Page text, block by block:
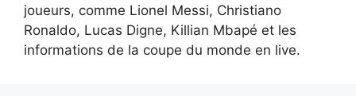
joueurs, comme Lionel Messi, Christiano
Ronaldo, Lucas Digne, Killian Mbapé et les
informations de la coupe du monde en live.